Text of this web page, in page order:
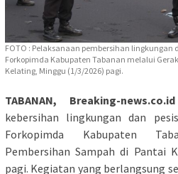
FOTO : Pelaksanaan pembersihan lingkungan
Forkopimda Kabupaten Tabanan melalui
Kelating, Minggu (1/3/2026) pagi.
TABANAN, Breaking-
kebersihan lingkungan dan
Forkopimda Kabupaten
Pembersihan Sampah di Pantai
pagi. Kegiatan yang berlangsung